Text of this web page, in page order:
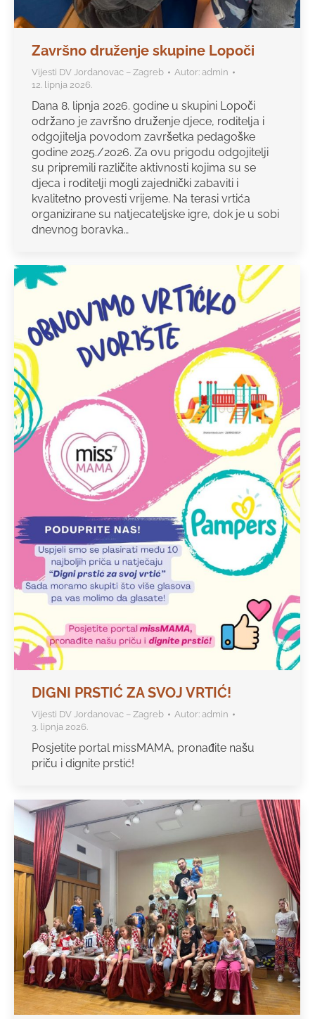
Završno druženje skupine Lopoči
Vijesti DV Jordanovac – Zagreb Autor: admin
12. lipnja 2026.
Dana 8. lipnja 2026. godine u skupini Lopoči
održano je završno druženje djece, roditelja i
odgojitelja povodom završetka pedagoške
godine 2025./2026. Za ovu prigodu odgojitelji
su pripremili različite aktivnosti kojima su se
djeca i roditelji mogli zajednički zabaviti i
kvalitetno provesti vrijeme. Na terasi vrtića
organizirane su natjecateljske igre, dok je u sobi
dnevnog boravka…
DIGNI PRSTIĆ ZA SVOJ VRTIĆ!
Vijesti DV Jordanovac – Zagreb Autor: admin
3. lipnja 2026.
Posjetite portal missMAMA, pronađite našu
priču i dignite prstić!